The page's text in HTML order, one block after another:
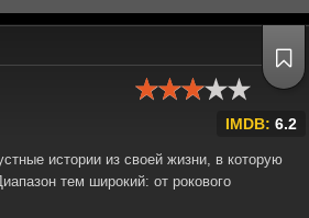
IMDB: 6.2
истории из своей жизни, в которую
тем широкий: от рокового